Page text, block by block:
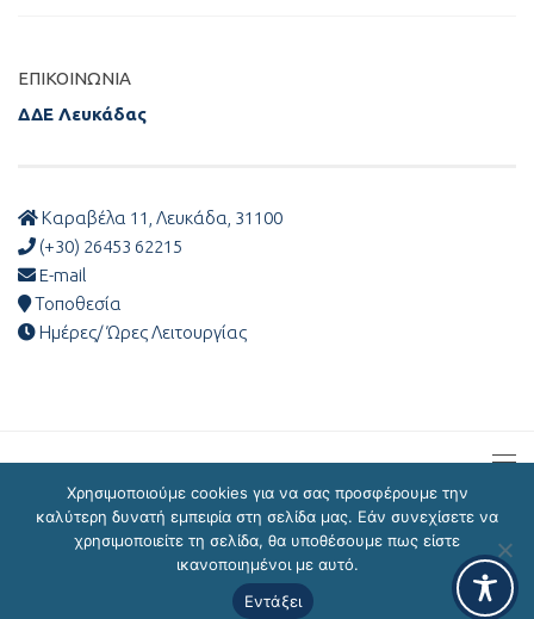
ΕΠΙΚΟΙΝΩΝΊΑ
ΔΔΕ Λευκάδας
Καραβέλα 11, Λευκάδα, 31100
(+30) 26453 62215
E-mail
Τοποθεσία
Ημέρες/ Ώρες Λειτουργίας
ΔΔΕ Λευκάδας © 2026
Χρησιμοποιούμε cookies για να σας προσφέρουμε την
καλύτερη δυνατή εμπειρία στη σελίδα μας. Εάν συνεχίσετε να
χρησιμοποιείτε τη σελίδα, θα υποθέσουμε πως είστε
ικανοποιημένοι με αυτό.
Εντάξει